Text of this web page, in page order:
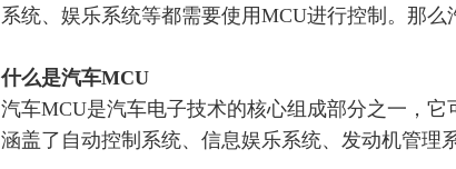
系统、娱乐系统等都需要使用MCU进行控制。那
什么是汽车MCU
汽车MCU是汽车电子技术的核心组成部分之一，
涵盖了自动控制系统、信息娱乐系统、发动机管理